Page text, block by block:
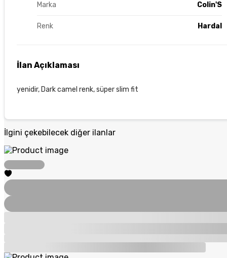
Marka Colin'S
Renk Hardal
İlan Açıklaması
yenidir, Dark camel renk, süper slim fit
İlgini çekebilecek diğer ilanlar